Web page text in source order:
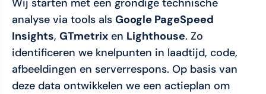
Wij starten met een grondige technische
analyse via tools als Google PageSpeed
Insights, GTmetrix en Lighthouse. Zo
identificeren we knelpunten in laadtijd, code,
afbeeldingen en serverrespons. Op basis van
deze data ontwikkelen we een actieplan om